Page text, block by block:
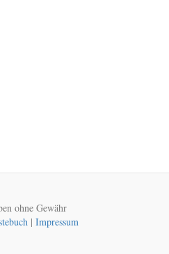
ohne Gewähr
| Impressum